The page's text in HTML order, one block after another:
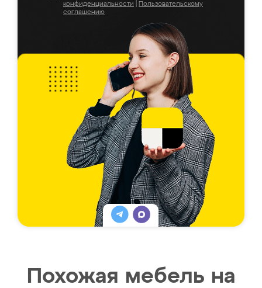
конфиденциальности
Пользовательскому
соглашению
Похожая мебель на